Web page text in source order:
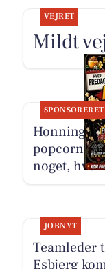
VEJRET
Mildt
SPONSORERET
Honning-
popcorn til
noget, hver
JOBNYT
Teamleder
Esbjerg